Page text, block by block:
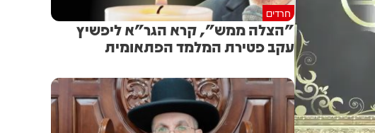
חרדים
"הצלה ממש", קרא הגר"א ליפשיץ
עקב פטירת המלמד הפתאומית